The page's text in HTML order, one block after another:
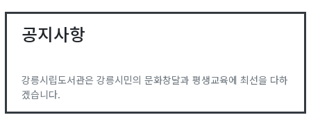
공지사항
강릉시립도서관은 강릉시민의 문화창달과 평생교육에 최선을 다하
겠습니다.